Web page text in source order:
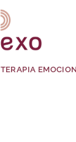
TERAPIA